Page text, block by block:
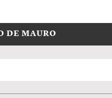
DE MAURO